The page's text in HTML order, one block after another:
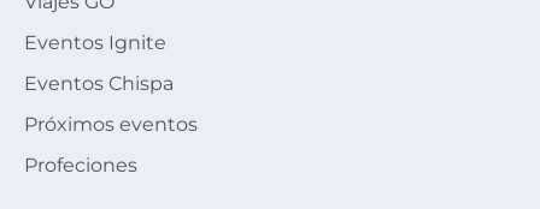
Eventos Ignite
Eventos Chispa
Próximos eventos
Profeciones